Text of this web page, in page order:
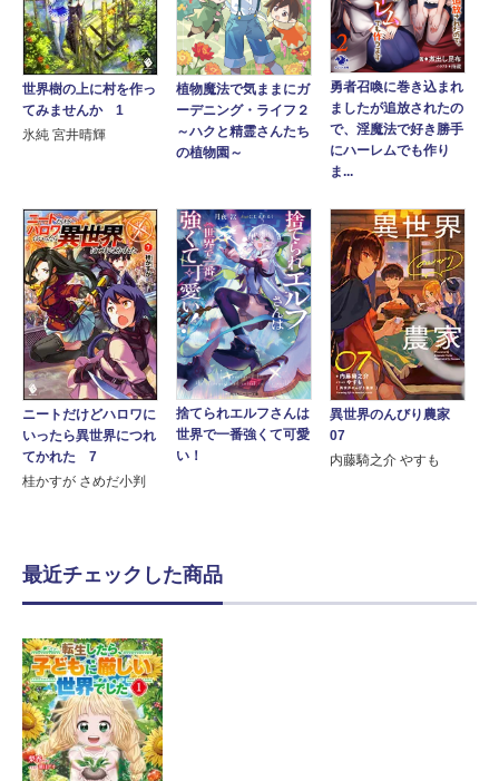
世界樹の上に村を作っ
てみませんか 1
氷純 宮井晴輝
植物魔法で気ままにガ
ーデニング・ライフ２
～ハクと精霊さんたち
の植物園～
勇者召喚に巻き込まれ
ましたが追放されたの
で、淫魔法で好き勝手
にハーレムでも作り
ま...
ニートだけどハロワに
いったら異世界につれ
てかれた 7
桂かすが さめだ小判
捨てられエルフさんは
世界で一番強くて可愛
い！
異世界のんびり農家
07
内藤騎之介 やすも
最近チェックした商品